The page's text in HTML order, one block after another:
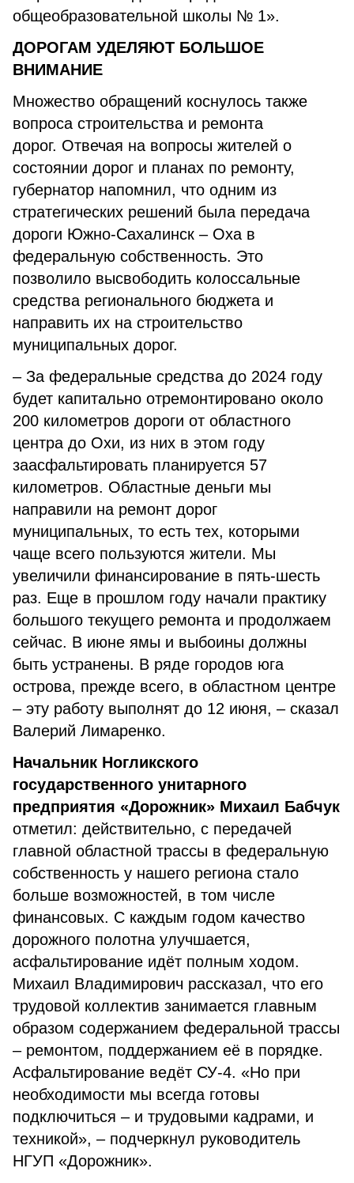
общеобразовательной школы № 1».
ДОРОГАМ УДЕЛЯЮТ БОЛЬШОЕ
ВНИМАНИЕ
Множество обращений коснулось также
вопроса строительства и ремонта
дорог. Отвечая на вопросы жителей о
состоянии дорог и планах по ремонту,
губернатор напомнил, что одним из
стратегических решений была передача
дороги Южно-Сахалинск – Оха в
федеральную собственность. Это
позволило высвободить колоссальные
средства регионального бюджета и
направить их на строительство
муниципальных дорог.
– За федеральные средства до 2024 году
будет капитально отремонтировано около
200 километров дороги от областного
центра до Охи, из них в этом году
заасфальтировать планируется 57
километров. Областные деньги мы
направили на ремонт дорог
муниципальных, то есть тех, которыми
чаще всего пользуются жители. Мы
увеличили финансирование в пять-шесть
раз. Еще в прошлом году начали практику
большого текущего ремонта и продолжаем
сейчас. В июне ямы и выбоины должны
быть устранены. В ряде городов юга
острова, прежде всего, в областном центре
– эту работу выполнят до 12 июня, – сказал
Валерий Лимаренко.
Начальник Ногликского
государственного унитарного
предприятия «Дорожник» Михаил Бабчук
отметил: действительно, с передачей
главной областной трассы в федеральную
собственность у нашего региона стало
больше возможностей, в том числе
финансовых. С каждым годом качество
дорожного полотна улучшается,
асфальтирование идёт полным ходом.
Михаил Владимирович рассказал, что его
трудовой коллектив занимается главным
образом содержанием федеральной трассы
– ремонтом, поддержанием её в порядке.
Асфальтирование ведёт СУ-4. «Но при
необходимости мы всегда готовы
подключиться – и трудовыми кадрами, и
техникой», – подчеркнул руководитель
НГУП «Дорожник».